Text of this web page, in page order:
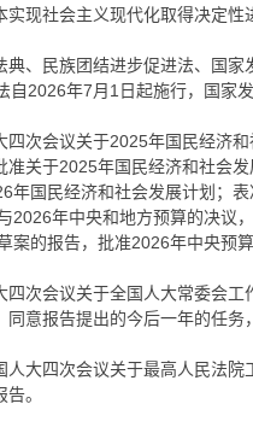
现社会主义现代化取得决定性
典、民族团结进步促进法、国
自2026年7月1日起施行，国家
四次会议关于2025年国民经济
关于2025年国民经济和社会
年国民经济和社会发展计划；
2026年中央和地方预算的决议
案的报告，批准2026年中央预
次会议关于全国人大常委会
意报告提出的今后一年的任务
大四次会议关于最高人民法
。